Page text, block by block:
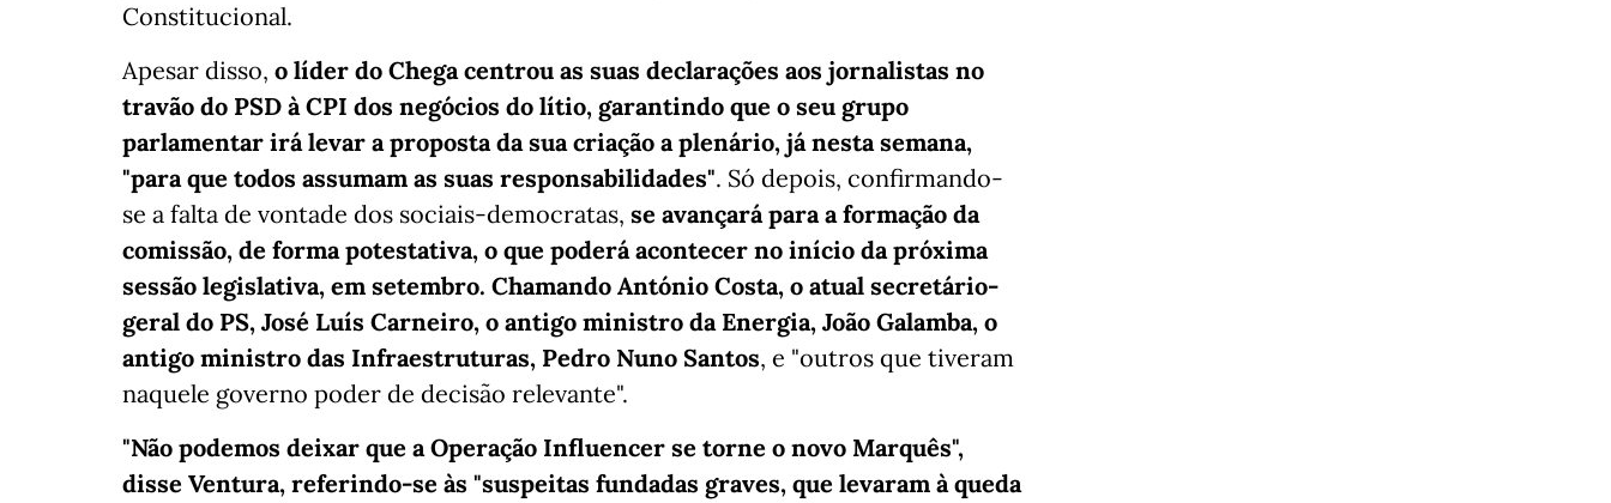
Constitucional.
Apesar disso, o líder do Chega centrou as suas declarações aos jornalistas no
travão do PSD à CPI dos negócios do lítio, garantindo que o seu grupo
parlamentar irá levar a proposta da sua criação a plenário, já nesta semana,
"para que todos assumam as suas responsabilidades". Só depois, confirmando-
se a falta de vontade dos sociais-democratas, se avançará para a formação da
comissão, de forma potestativa, o que poderá acontecer no início da próxima
sessão legislativa, em setembro. Chamando António Costa, o atual secretário-
geral do PS, José Luís Carneiro, o antigo ministro da Energia, João Galamba, o
antigo ministro das Infraestruturas, Pedro Nuno Santos, e "outros que tiveram
naquele governo poder de decisão relevante".
"Não podemos deixar que a Operação Influencer se torne o novo Marquês",
disse Ventura, referindo-se às "suspeitas fundadas graves, que levaram à queda